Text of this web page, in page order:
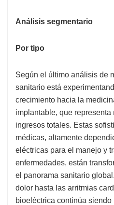
Análisis segmentario
Por tipo
Según el último análisis de
sanitario está
crecimiento hacia la
implantable, que representa
ingresos totales. Estas
médicas, altamente
eléctricas para el manejo y
enfermedades, están
el panorama sanitario
dolor hasta las arritmias
bioeléctrica continúa